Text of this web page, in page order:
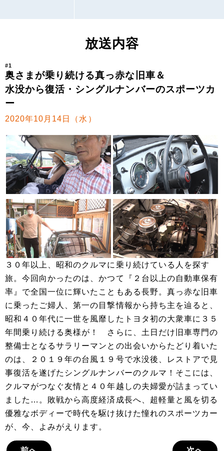
放送内容
#1
奥さまが乗り続ける真っ赤な旧車＆
水没から復活・シングルナンバーのスポーツカ
ー
2020年10月14日（水）
３０年以上、昭和のクルマに乗り続けている人を探す
旅。今回向かったのは、かつて『２台以上の自動車保有
率』で全国一位に輝いたこともある長野。真っ赤な旧車
に乗ったご婦人、第一の目撃情報から持ち主を辿ると、
昭和４０年代に一世を風靡したトヨタ初の大衆車に３５
年間乗り続ける奥様が！ さらに、土日だけ旧車専門の
整備士となるサラリーマンとの出会いからたどり着いた
のは、２０１９年の台風１９号で水没後、レストアで見
事復活を遂げたシングルナンバーのクルマ！そこには、
クルマがつなぐ友情と４０年越しの夫婦愛が詰まってい
ました…。敗戦から高度経済成長へ、超軽量と風を切る
優雅なボディーで時代を駆け抜けた憧れのスポーツカー
が、今、よみがえります。